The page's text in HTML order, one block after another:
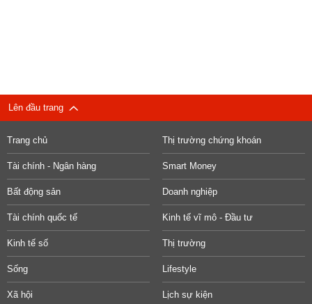
Lên đầu trang
Trang chủ Thị trường chứng khoán
Tài chính - Ngân hàng Smart Money
Bất động sản Doanh nghiệp
Tài chính quốc tế Kinh tế vĩ mô - Đầu tư
Kinh tế số Thị trường
Sống Lifestyle
Xã hội Lịch sự kiện